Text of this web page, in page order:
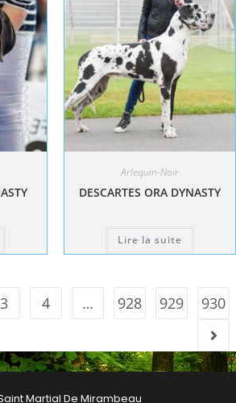
Arlequin-Noir
DESCARTES ORA DYNASTY
Lire la suite
3 4 … 928 929 930
Saint Martial De Mirambeau